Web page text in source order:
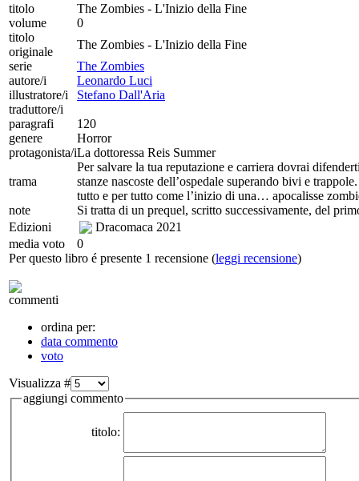
titolo
The Zombies - L'Inizio della Fine
volume
0
titolo
originale
The Zombies - L'Inizio della Fine
serie
The Zombies
autore/i
Leonardo Luci
illustratore/i
Stefano Dall'Aria
traduttore/i
paragrafi
120
genere
Horror
protagonista/iLa dottoressa Reis Summer
trama
Per salvare la tua reputazione e carriera dovrai
stanze nascoste dell’ospedale superando bivi e
tutto e per tutto come l’inizio di una… apocalisse
note
Si tratta di un prequel, scritto successivamente, del
Edizioni
Dracomaca 2021
media voto
0
Per questo libro é presente 1 recensione (leggi recensione)
commenti
ordina per:
data commento
voto
Visualizza #
aggiungi commento
titolo: